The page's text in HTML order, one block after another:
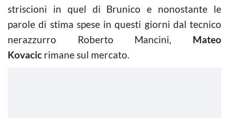
striscioni in quel di Brunico e nonostante le
parole di stima spese in questi giorni dal tecnico
nerazzurro Roberto Mancini, Mateo
Kovacic rimane sul mercato.